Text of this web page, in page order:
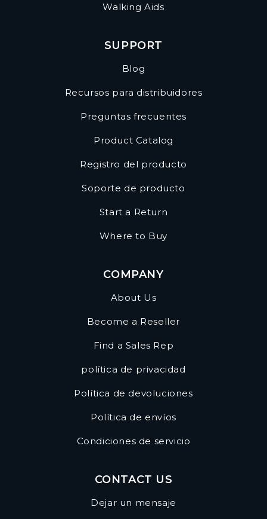
Walking Aids
SUPPORT
Blog
Recursos para distribuidores
Preguntas frecuentes
Product Catalog
Registro del producto
Soporte de producto
Start a Return
Where to Buy
COMPANY
About Us
Become a Reseller
Find a Sales Rep
política de privacidad
Política de devoluciones
Política de envíos
Condiciones de servicio
CONTACT US
Dejar un mensaje